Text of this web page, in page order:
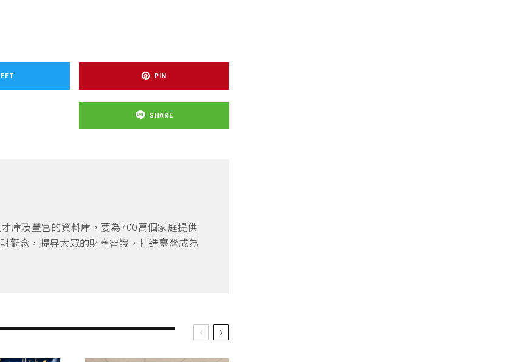
PIN
SHARE
庫及豐富的資料庫，要為700萬個家庭提供
觀念，提昇大眾的財商智識，打造臺灣成為